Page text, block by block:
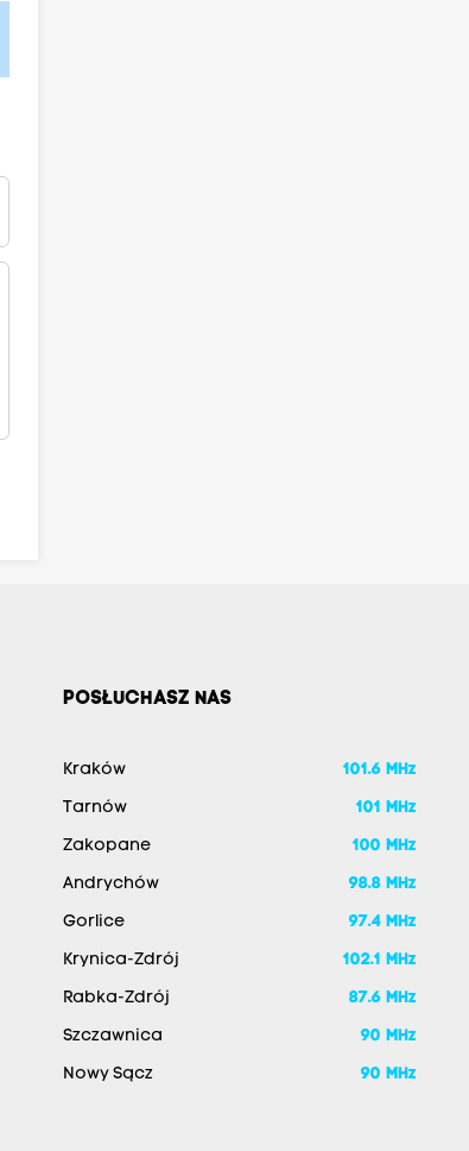
POSŁUCHASZ NAS
Kraków 101.6 MHz
Tarnów 101 MHz
Zakopane 100 MHz
Andrychów 98.8 MHz
Gorlice 97.4 MHz
Krynica-Zdrój 102.1 MHz
Rabka-Zdrój 87.6 MHz
Szczawnica 90 MHz
Nowy Sącz 90 MHz